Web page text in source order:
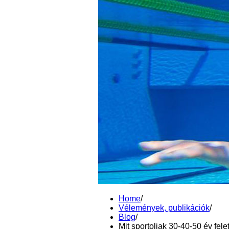
Home/
Vélemények, publikációk/
Blog/
Mit sportoljak 30-40-50 év